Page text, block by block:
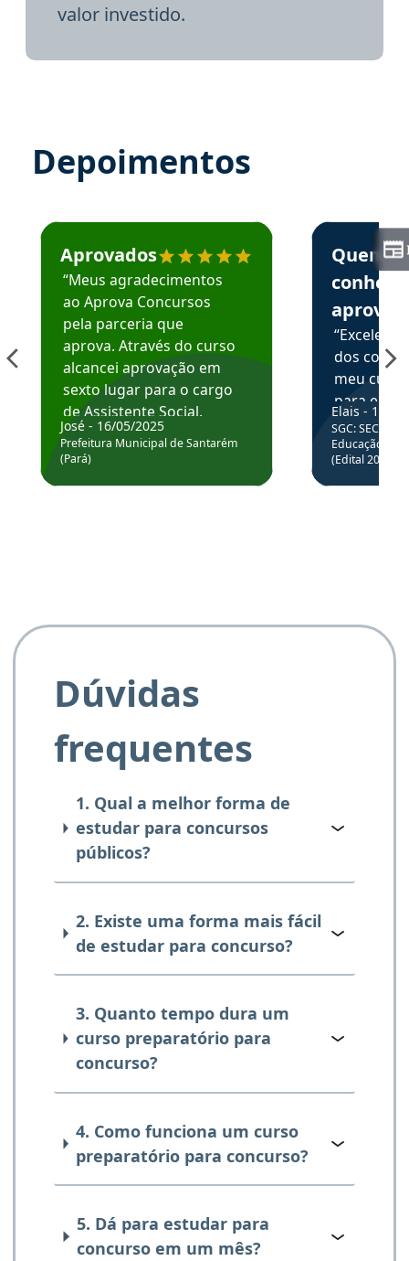
valor investido.
Depoimentos
Estudante José recomenda o Aprova Concursos em
Aprovados
“Meus agradecimentos
ao Aprova Concursos
pela parceria que
aprova. Através do curso
alcancei aprovação em
sexto lugar para o cargo
de Assistente Social.
Hoje estou atuando na
Prefeitura de Santarém.
José - 16/05/2025
Prefeitura Municipal de Santarém
(Pará)
Estudante
Quem
aprova
dos
meu
para
colocar
através
de
Elais - 15/
SGC: SEC BA
Educação
(Edital
Dúvidas
frequentes
1. Qual a melhor forma de
estudar para concursos
públicos?
2. Existe uma forma mais fácil
de estudar para concurso?
3. Quanto tempo dura um
curso preparatório para
concurso?
4. Como funciona um curso
preparatório para concurso?
5. Dá para estudar para
concurso em um mês?